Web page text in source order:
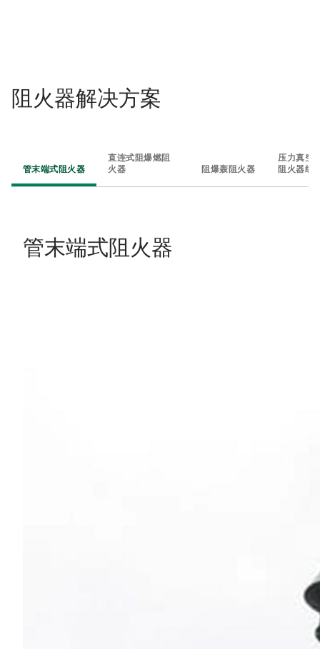
阻火器解决方案
管末端式阻火器
直连式阻爆燃阻
火器
阻爆轰阻火器
压力真空
阻火器组
管末端式阻火器